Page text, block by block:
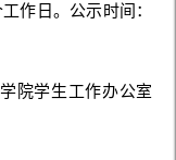
作日。公示时间：
院学生工作办公室